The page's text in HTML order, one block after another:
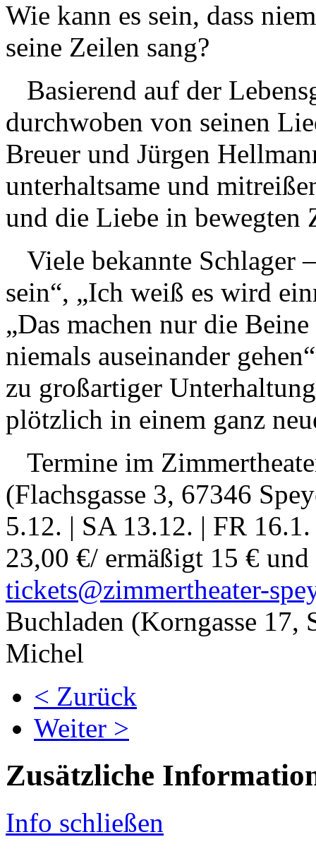
Wie kann es sein, dass
seine Zeilen sang?
Basierend auf der
durchwoben von seinen
Breuer und Jürgen
unterhaltsame und
und die Liebe in bewegten
Viele bekannte Schlager
sein“, „Ich weiß es wird
„Das machen nur die
niemals auseinander
zu großartiger
plötzlich in einem ganz
Termine im
(Flachsgasse 3, 67346
5.12. | SA 13.12. | FR
23,00 €/ ermäßigt 15 €
tickets@zimmertheater-
Buchladen (Korngasse 17,
Michel
< Zurück
Weiter >
Zusätzliche
Info schließen